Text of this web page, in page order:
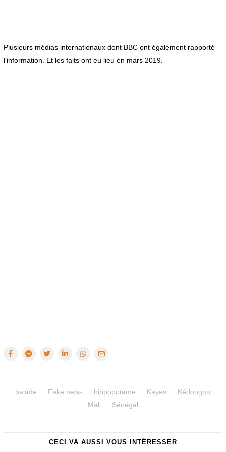
Plusieurs médias internationaux dont BBC ont également rapporté
l’information. Et les faits ont eu lieu en mars 2019.
balade Fake news hippopotame Kayes
Kédougou
Mali
Sénégal
CECI VA AUSSI VOUS INTÉRESSER